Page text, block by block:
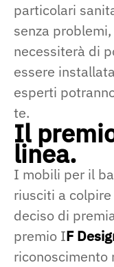
particolari
senza
necessiterà di
essere
esperti
te.
Il
linea.
I mobili per il
riusciti a
deciso di
premio IF
riconoscimento